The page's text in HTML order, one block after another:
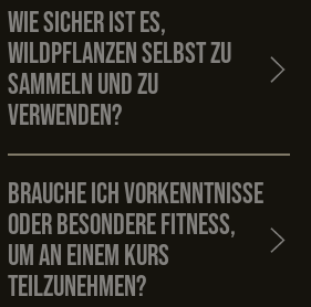
Wie sicher ist es,
Wildpflanzen selbst zu
sammeln und zu
verwenden?
Brauche ich Vorkenntnisse
oder besondere Fitness,
um an einem Kurs
teilzunehmen?